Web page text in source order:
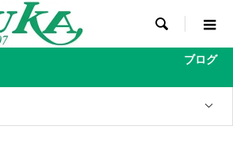

ブログ